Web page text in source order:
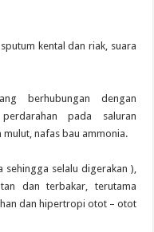
kental dan riak, suara
berhubungan dengan
pada saluran
nafas bau ammonia.
sehingga selalu digerakan ),
dan terbakar, terutama
dan hipertropi otot – otot